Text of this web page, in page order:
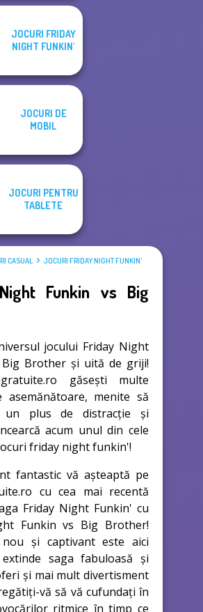
JOCURI FRIDAY
NIGHT FUNKIN'
JOCURI DE
MOBIL
JOCURI PENTRU
TABLETE
CASUAL JOCURI FRIDAY NIGHT FUNKIN'
Funkin vs Big
jocului Friday Night
Big Brother și uită de griji!
găsești multe
asemănătoare, menite să
un plus de distracție și
acum unul din cele
friday night funkin'!
fantastic vă așteaptă pe
cu cea mai recentă
Friday Night Funkin' cu
Funkin vs Big Brother!
și captivant este aici
saga fabuloasă și
și mai mult divertisment
vă să vă cufundați în
ritmice în timp ce